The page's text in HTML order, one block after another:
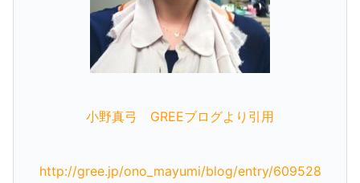
小野真弓 GREEブログより引用
http://gree.jp/ono_mayumi/blog/entry/609528